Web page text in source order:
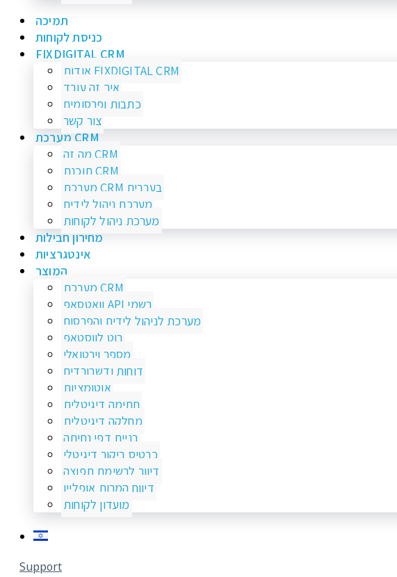
FIXDIGITAL CRM
אודות FIXDIGITAL CRM
איך זה עובד
כתבות ופרסומים
צור קשר
מערכת CRM
מה זה CRM
תוכנת CRM
מערכת CRM בעברית
מערכת ניהול לידים
מערכת ניהול לקוחות
מחירון חבילות
אינטגרציות
המוצר
מערכת CRM
וואטסאפ API רשמי
מערכת לניהול לידים והפרסום
בוט לווסטאפ
מספר וירטואלי
דוחות ודשבורדים
אוטומציות
חתימה דיגיטלית
מחלקה דיגיטלית
בניית דפי נחיתה
כרטיס ביקור דיגיטלי
דיוור לרשימת תפוצה
דיווח המרות אופליין
מועדון לקוחות
Support